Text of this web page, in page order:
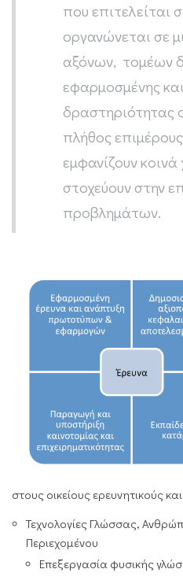
που επιτελείται
οργανώνεται σε
αξόνων, τομέων
εφαρμοσμένης
δραστηριότητας
πλήθος
εμφανίζουν
στοχεύουν στην
προβλημάτων.
στους οικείους ερευνητικούς
Τεχνολογίες Γλώσσας,
Περιεχομένου
Επεξεργασία φυσικής